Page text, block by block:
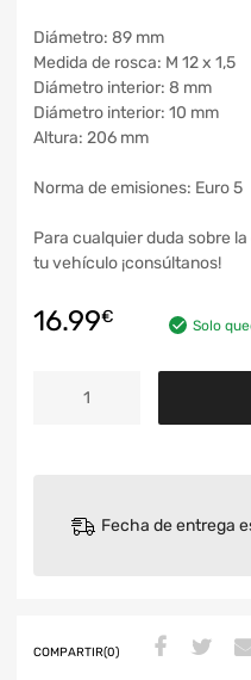
Diámetro: 89 mm
Medida de rosca: M 12 x 1,5
Diámetro interior: 8 mm
Diámetro interior: 10 mm
Altura: 206 mm
Norma de emisiones: Euro 5
Para cualquier duda sobre
tu vehículo ¡consúltanos!
16.99€ Solo
Fecha de entrega
COMPARTIR(0)